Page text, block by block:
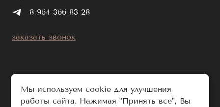
8 964 366 83 28
заказать звонок
публичная оферта
Мы используем cookie для улучшения
работы сайта. Нажимая "Принять все", Вы